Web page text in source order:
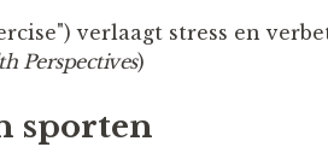
verlaagt stress en
Perspectives)
sporten